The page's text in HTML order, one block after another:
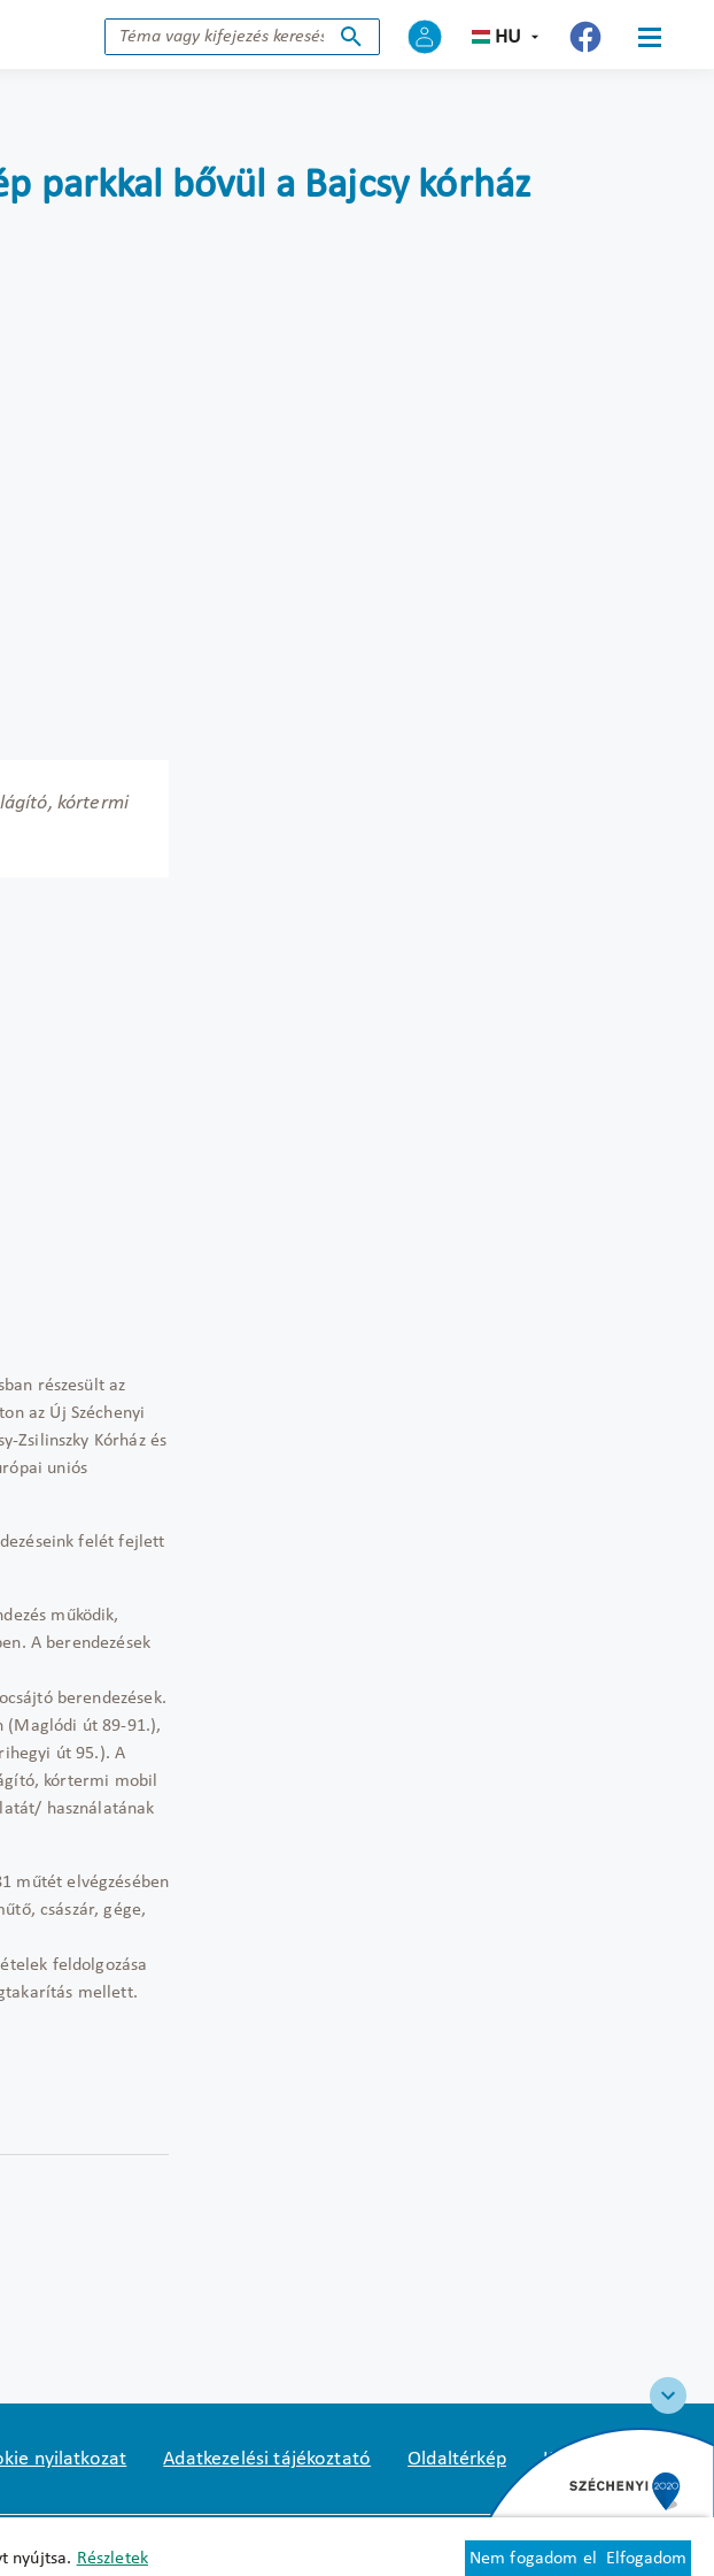
nyújtsa. Részletek Nem fogadom el Elfogadom
HU
parkkal bővül a Bajcsy kórház
kórtermi
részesült az
az Új Széchenyi
Zsilinszky Kórház és
uniós
felét fejlett
működik,
A berendezések
berendezések.
(Maglódi út 89-91.),
út 95.). A
kórtermi mobil
használatának
műtét elvégzésében
császár, gége,
feldolgozása
mellett.
nyilatkozat Adatkezelési tájékoztató Oldaltérkép Közadatkereső
+361 356 1522 1125 Budapest, Diós árok 3.